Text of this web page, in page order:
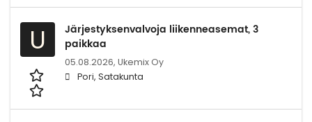
U
Järjestyksenvalvoja liikenneasemat, 3
paikkaa
05.08.2026, Ukemix Oy
Pori, Satakunta